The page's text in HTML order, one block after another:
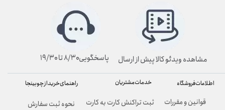
راهنمای خرید از چوبینجا
نحوه ثبت سفارش
خدمات مشتریان
ثبت تراکنش کارت به کارت
اطلاعات فروشگاه
قوانین و مقررات
پاسخگویی۸/۳۰ تا ۱۹/۳۰ مشاهده ویدئو کالا پیش از ارسال